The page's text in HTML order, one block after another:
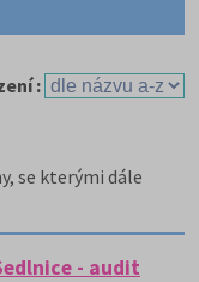
:
se kterými dále
- audit